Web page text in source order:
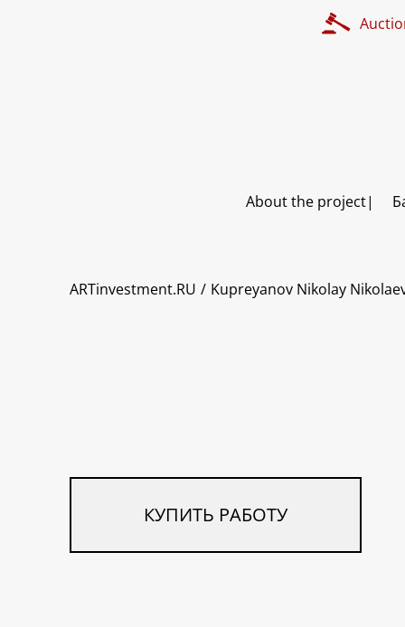
About the project
ARTinvestment.RU Kupreyanov Nikolay
КУПИТЬ РАБОТУ